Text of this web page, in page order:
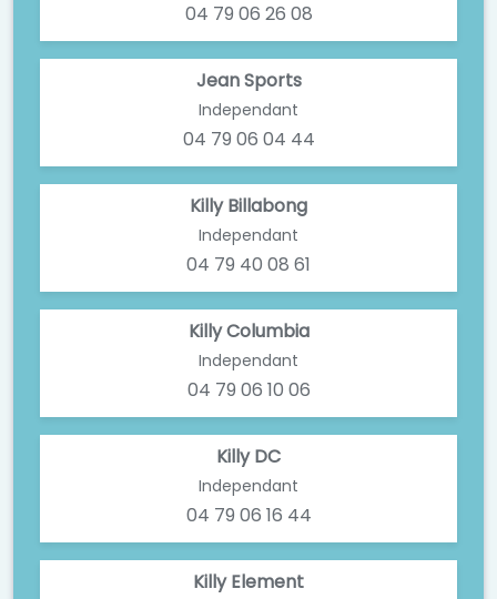
04 79 06 26 08
Jean Sports
Independant
04 79 06 04 44
Killy Billabong
Independant
04 79 40 08 61
Killy Columbia
Independant
04 79 06 10 06
Killy DC
Independant
04 79 06 16 44
Killy Element